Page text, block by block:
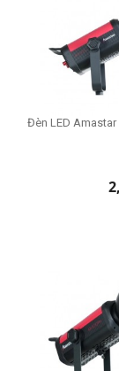
Đèn LED Amastar